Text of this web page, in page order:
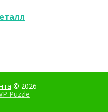
© 2026
Puzzle